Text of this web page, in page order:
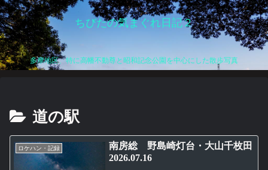
ちびたの気まぐれ日記２
多摩地区、特に高幡不動尊と昭和記念公園を中心にした散歩写真
道の駅
ロケハン・記録
南房総 野島崎灯台・大山千枚田
2026.07.16